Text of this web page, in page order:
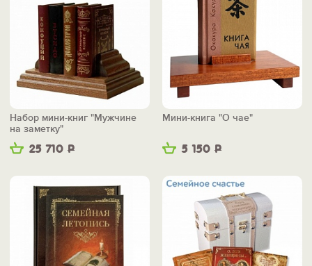
25 710 Р
Набор мини-книг "Мужчине
на заметку"
5 150 Р
Мини-книга "О чае"